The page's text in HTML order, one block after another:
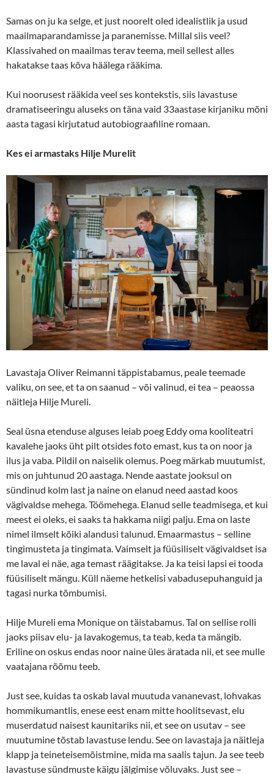
Samas on ju ka selge, et just noorelt oled idealistlik ja usud
maailmaparandamisse ja paranemisse. Millal siis veel?
Klassivahed on maailmas terav teema, meil sellest alles
hakatakse taas kõva häälega rääkima.
Kui noorusest rääkida veel ses kontekstis, siis lavastuse
dramatiseeringu aluseks on täna vaid 33aastase kirjaniku mõni
aasta tagasi kirjutatud autobiograafiline romaan.
Kes ei armastaks Hilje Murelit
Lavastaja Oliver Reimanni täppistabamus, peale teemade
valiku, on see, et ta on saanud – või valinud, ei tea – peaossa
näitleja Hilje Mureli.
Seal üsna etenduse alguses leiab poeg Eddy oma kooliteatri
kavalehe jaoks üht pilt otsides foto emast, kus ta on noor ja
ilus ja vaba. Pildil on naiselik olemus. Poeg märkab muutumist,
mis on juhtunud 20 aastaga. Nende aastate jooksul on
sündinud kolm last ja naine on elanud need aastad koos
vägivaldse mehega. Töömehega. Elanud selle teadmisega, et kui
meest ei oleks, ei saaks ta hakkama niigi palju. Ema on laste
nimel ilmselt kõiki alandusi talunud. Emaarmastus – selline
tingimusteta ja tingimata. Vaimselt ja füüsiliselt vägivaldset isa
me laval ei näe, aga temast räägitakse. Ja ka teisi lapsi ei tooda
füüsiliselt mängu. Küll näeme hetkelisi vabadusepuhanguid ja
tagasi nurka tõmbumisi.
Hilje Mureli ema Monique on täistabamus. Tal on sellise rolli
jaoks piisav elu- ja lavakogemus, ta teab, keda ta mängib.
Eriline on oskus endas noor naine üles äratada nii, et see mulle
vaatajana rõõmu teeb.
Just see, kuidas ta oskab laval muutuda vananevast, lohvakas
hommikumantlis, enese eest enam mitte hoolitsevast, elu
muserdatud naisest kaunitariks nii, et see on usutav – see
muutumine tõstab lavastuse lendu. See on lavastaja ja näitleja
klapp ja teineteisemõistmine, mida ma saalis tajun. Ja see teeb
lavastuse sündmuste käigu jälgimise võluvaks. Just see –